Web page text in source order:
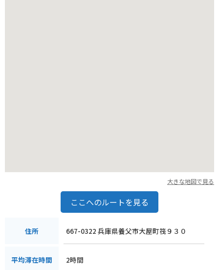
大きな地図で見る
ここへのルートを見る
住所 667-0322 兵庫県養父市大屋町筏９３０
平均滞在時間 2時間